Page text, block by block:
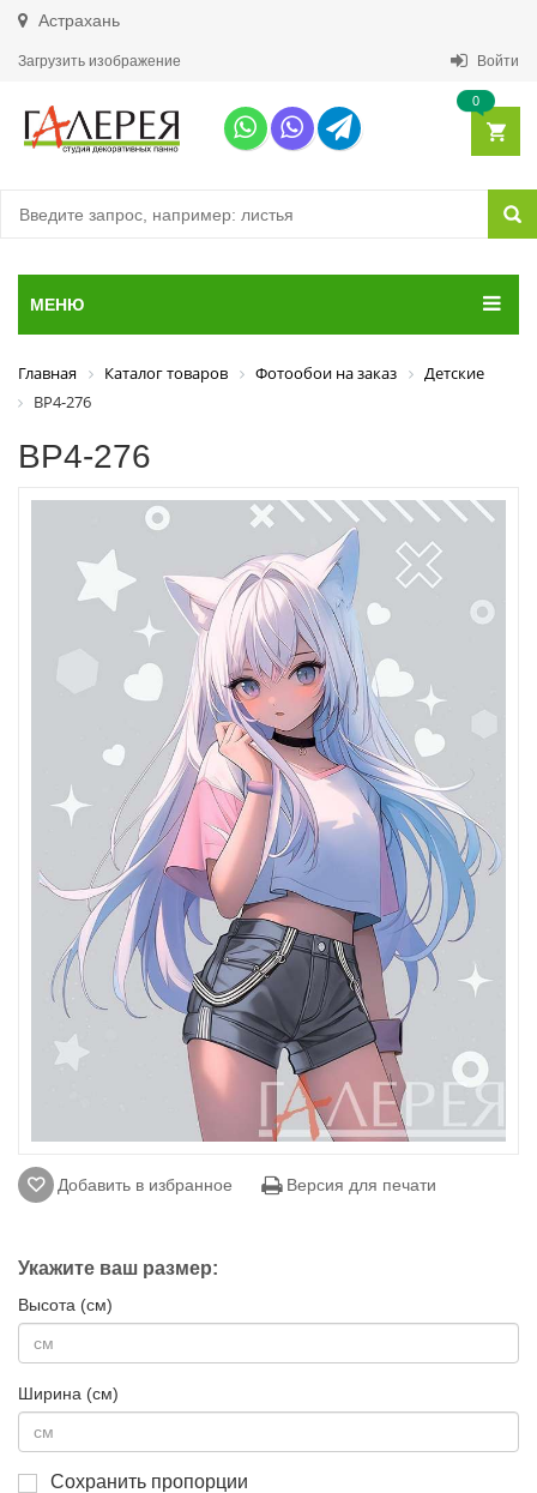
Астрахань
Загрузить изображение Войти
0
МЕНЮ
Главная Каталог товаров Фотообои на заказ
Детские
ВР4-276
ВР4-276
Добавить в избранное Версия для печати
Укажите ваш размер:
Высота (см)
Ширина (см)
Сохранить пропорции